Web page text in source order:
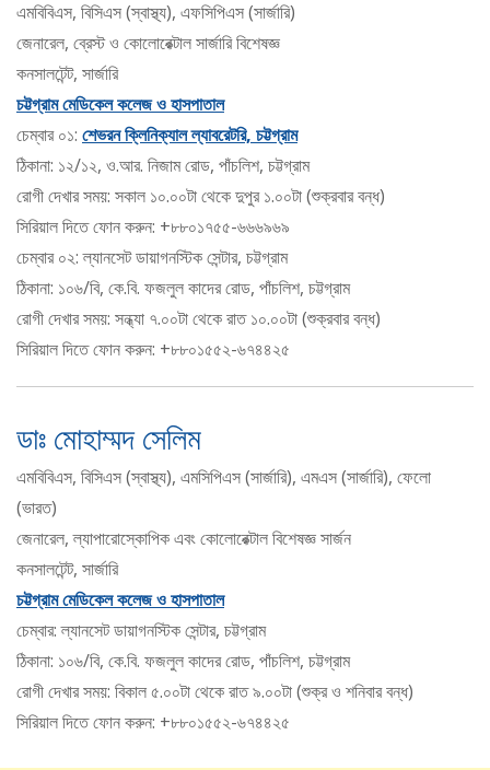
এমবিবিএস, বিসিএস (স্বাস্থ্য), এফসিপিএস (সার্জারি)
জেনারেল, ব্রেস্ট ও কোলোরেক্টাল সার্জারি বিশেষজ্ঞ
কনসালটেন্ট, সার্জারি
চট্টগ্রাম মেডিকেল কলেজ ও হাসপাতাল
চেম্বার ০১: শেভরন ক্লিনিক্যাল ল্যাবরেটরি, চট্টগ্রাম
ঠিকানা: ১২/১২, ও.আর. নিজাম রোড, পাঁচলিশ, চট্টগ্রাম
রোগী দেখার সময়: সকাল ১০.০০টা থেকে দুপুর ১.০০টা (শুক্রবার বন্ধ)
সিরিয়াল দিতে ফোন করুন: +৮৮০১৭৫৫-৬৬৬৯৬৯
চেম্বার ০২: ল্যানসেট ডায়াগনস্টিক সেন্টার, চট্টগ্রাম
ঠিকানা: ১০৬/বি, কে.বি. ফজলুল কাদের রোড, পাঁচলিশ, চট্টগ্রাম
রোগী দেখার সময়: সন্ধ্যা ৭.০০টা থেকে রাত ১০.০০টা (শুক্রবার বন্ধ)
সিরিয়াল দিতে ফোন করুন: +৮৮০১৫৫২-৬৭৪৪২৫
ডাঃ মোহাম্মদ সেলিম
এমবিবিএস, বিসিএস (স্বাস্থ্য), এমসিপিএস (সার্জারি), এমএস (সার্জারি), ফেলো
(ভারত)
জেনারেল, ল্যাপারোস্কোপিক এবং কোলোরেক্টাল বিশেষজ্ঞ সার্জন
কনসালটেন্ট, সার্জারি
চট্টগ্রাম মেডিকেল কলেজ ও হাসপাতাল
চেম্বার: ল্যানসেট ডায়াগনস্টিক সেন্টার, চট্টগ্রাম
ঠিকানা: ১০৬/বি, কে.বি. ফজলুল কাদের রোড, পাঁচলিশ, চট্টগ্রাম
রোগী দেখার সময়: বিকাল ৫.০০টা থেকে রাত ৯.০০টা (শুক্র ও শনিবার বন্ধ)
সিরিয়াল দিতে ফোন করুন: +৮৮০১৫৫২-৬৭৪৪২৫